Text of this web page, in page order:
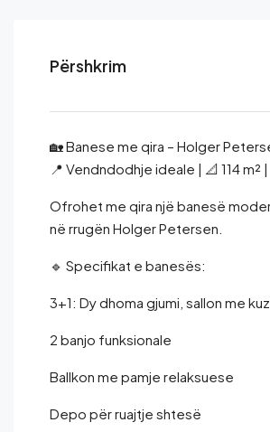
Përshkrim
🏡 Banese me qira – Holger
📍 Vendndodhje ideale | 📐 114 m² |
Ofrohet me qira një banesë
në rrugën Holger Petersen.
🔹 Specifikat e banesës:
3+1: Dy dhoma gjumi, sallon me
2 banjo funksionale
Ballkon me pamje relaksuese
Depo për ruajtje shtesë